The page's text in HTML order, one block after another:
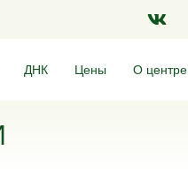
ДНК Цены О центре